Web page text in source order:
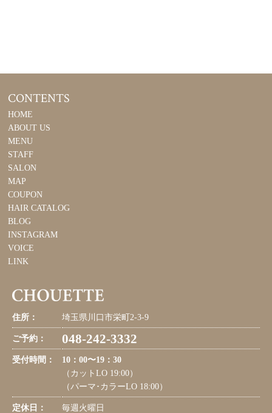
CONTENTS
HOME
ABOUT US
MENU
STAFF
SALON
MAP
COUPON
HAIR CATALOG
BLOG
INSTAGRAM
VOICE
LINK
住所： 埼玉県川口市栄町2-3-9
ご予約： 048-242-3332
受付時間：
10：00〜19：30
（カットLO 19:00）
（パーマ･カラーLO 18:00）
定休日： 毎週火曜日